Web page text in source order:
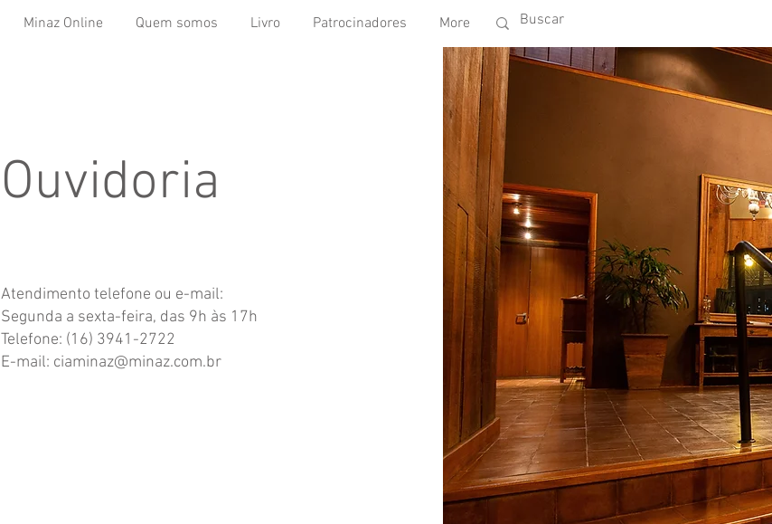
Minaz Online Quem somos Livro Patrocinadores More
Ouvidoria
Atendimento telefone ou e-mail:
Segunda a sexta-feira, das 9h às 17h
Telefone: (16) 3941-2722
E-mail: ciaminaz@minaz.com.br